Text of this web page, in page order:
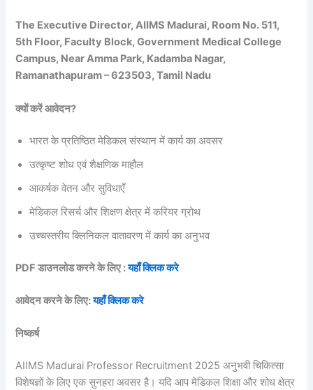
The Executive Director, AIIMS Madurai, Room No. 511,
5th Floor, Faculty Block, Government Medical College
Campus, Near Amma Park, Kadamba Nagar,
Ramanathapuram – 623503, Tamil Nadu
क्यों करें आवेदन?
भारत के प्रतिष्ठित मेडिकल संस्थान में कार्य का अवसर
उत्कृष्ट शोध एवं शैक्षणिक माहौल
आकर्षक वेतन और सुविधाएँ
मेडिकल रिसर्च और शिक्षण क्षेत्र में करियर ग्रोथ
उच्चस्तरीय क्लिनिकल वातावरण में कार्य का अनुभव
PDF डाउनलोड करने के लिए :यहाँ क्लिक करे
आवेदन करने के लिए:यहाँ क्लिक करे
निष्कर्ष
AIIMS Madurai Professor Recruitment 2025 अनुभवी चिकित्सा
विशेषज्ञों के लिए एक सुनहरा अवसर है। यदि आप मेडिकल शिक्षा और शोध क्षेत्र